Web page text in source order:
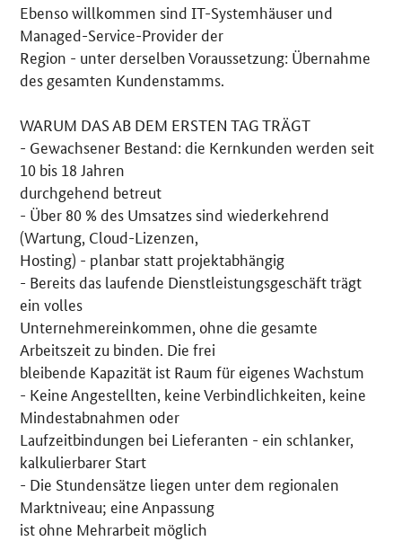
Ebenso willkommen sind IT-Systemhäuser und
Managed-Service-Provider der
Region - unter derselben Voraussetzung: Übernahme
des gesamten Kundenstamms.
WARUM DAS AB DEM ERSTEN TAG TRÄGT
- Gewachsener Bestand: die Kernkunden werden seit
10 bis 18 Jahren
durchgehend betreut
- Über 80 % des Umsatzes sind wiederkehrend
(Wartung, Cloud-Lizenzen,
Hosting) - planbar statt projektabhängig
- Bereits das laufende Dienstleistungsgeschäft trägt
ein volles
Unternehmereinkommen, ohne die gesamte
Arbeitszeit zu binden. Die frei
bleibende Kapazität ist Raum für eigenes Wachstum
- Keine Angestellten, keine Verbindlichkeiten, keine
Mindestabnahmen oder
Laufzeitbindungen bei Lieferanten - ein schlanker,
kalkulierbarer Start
- Die Stundensätze liegen unter dem regionalen
Marktniveau; eine Anpassung
ist ohne Mehrarbeit möglich